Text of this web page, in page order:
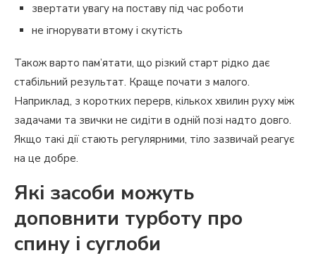
звертати увагу на поставу під час роботи
не ігнорувати втому і скутість
Також варто пам’ятати, що різкий старт рідко дає
стабільний результат. Краще почати з малого.
Наприклад, з коротких перерв, кількох хвилин руху між
задачами та звички не сидіти в одній позі надто довго.
Якщо такі дії стають регулярними, тіло зазвичай реагує
на це добре.
Які засоби можуть
доповнити турботу про
спину і суглоби